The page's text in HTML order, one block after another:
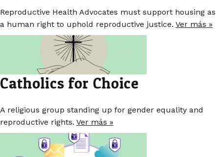
Reproductive Health Advocates must support housing as
a human right to uphold reproductive justice. Ver más »
Catholics for Choice
A religious group standing up for gender equality and
reproductive rights. Ver más »